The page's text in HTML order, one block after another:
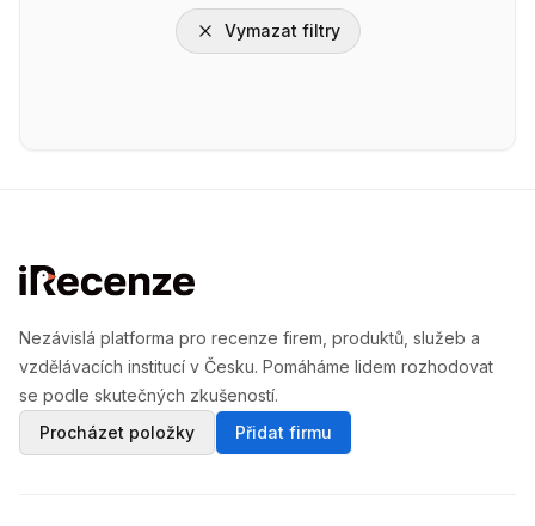
Vymazat filtry
Nezávislá platforma pro recenze firem, produktů, služeb a
vzdělávacích institucí v Česku. Pomáháme lidem rozhodovat
se podle skutečných zkušeností.
Procházet položky
Přidat firmu